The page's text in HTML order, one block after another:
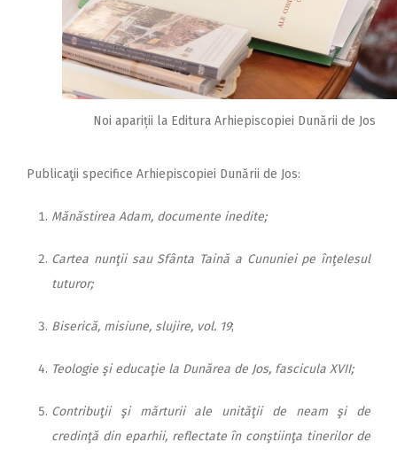
Noi apariții la Editura Arhiepiscopiei Dunării de Jos
Publicaţii specifice Arhiepiscopiei Dunării de Jos:
Mănăstirea Adam, documente inedite;
Cartea nunţii sau Sfânta Taină a Cununiei pe înţelesul
tuturor;
Biserică, misiune, slujire, vol. 19;
Teologie şi educaţie la Dunărea de Jos, fascicula XVII;
Contribuţii şi mărturii ale unităţii de neam şi de
credinţă din eparhii, reflectate în conştiinţa tinerilor de